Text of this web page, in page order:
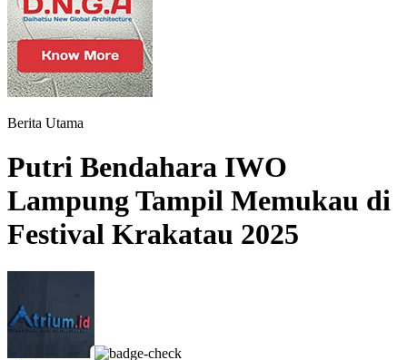
Berita Utama
Putri Bendahara IWO
Lampung Tampil Memukau di
Festival Krakatau 2025